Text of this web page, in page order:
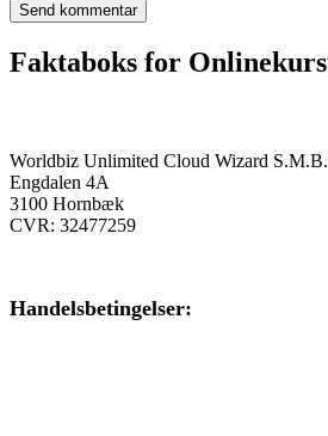
Faktaboks for
Worldbiz Unlimited Cloud Wizard
Engdalen 4A
3100 Hornbæk
CVR: 32477259
Handelsbetingelser: